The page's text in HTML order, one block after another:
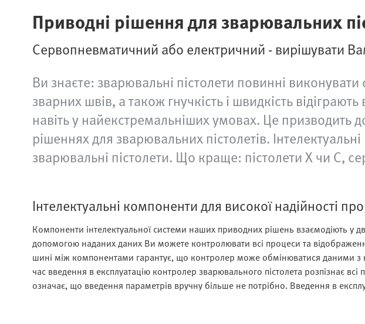
Приводні рішення для зварювальних
Сервопневматичний або електричний - вирішувати
Ви знаєте: зварювальні пістолети повинні
зварних швів, а також гнучкість і швидкість
навіть у найекстремальніших умовах. Це призводить
рішеннях для зварювальних пістолетів.
зварювальні пістолети. Що краще: пістолети Х чи С,
Інтелектуальні компоненти для високої надійності
Компоненти інтелектуальної системи наших приводних рішень взаємодіють у
допомогою наданих даних Ви можете контролювати всі процеси та
шині між компонентами гарантує, що контролер може обмінюватися даними з
час введення в експлуатацію контролер зварювального пістолета розпізнає
означає, що введення параметрів вручну більше не потрібно. Введення в